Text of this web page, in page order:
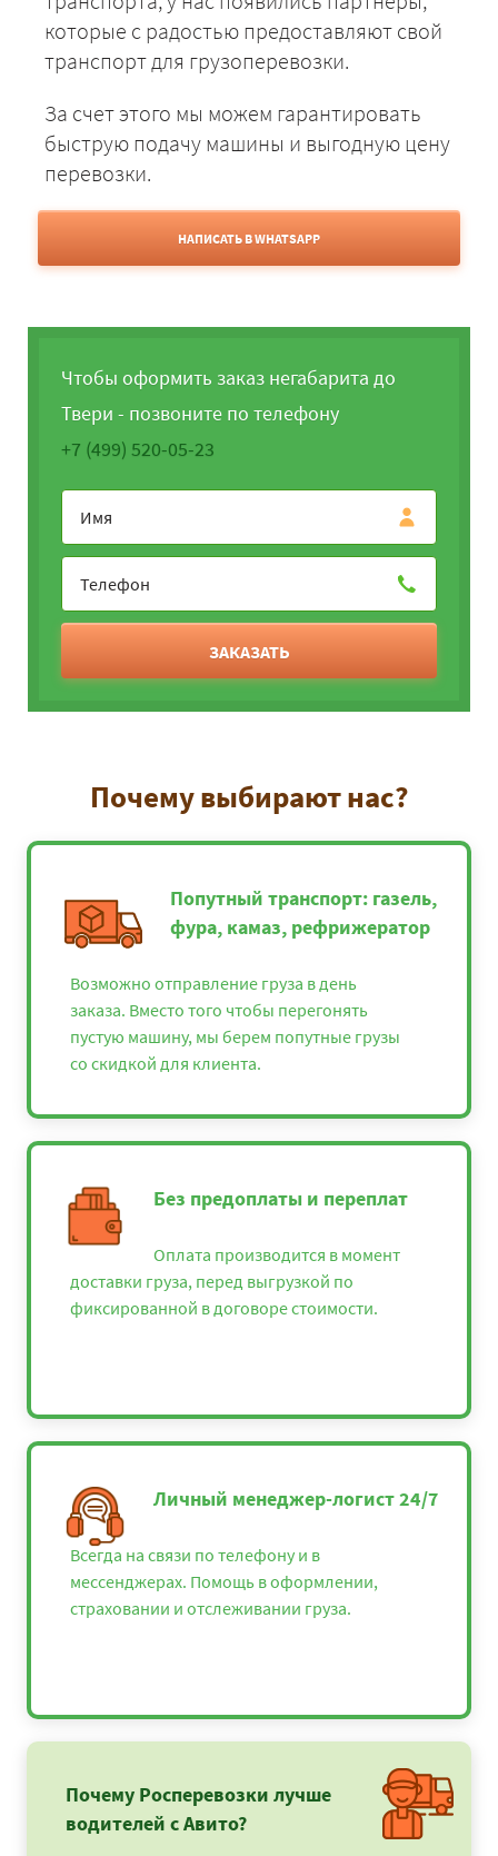
которые с радостью предоставляют свой
транспорт для грузоперевозки.
За счет этого мы можем гарантировать
быструю подачу машины и выгодную цену
перевозки.
НАПИСАТЬ В WHATSAPP
Чтобы оформить заказ негабарита до
Твери - позвоните по телефону
+7 (499) 520-05-23
ЗАКАЗАТЬ
Почему выбирают нас?
Попутный транспорт: газель,
фура, камаз, рефрижератор
Возможно отправление груза в день
заказа. Вместо того чтобы перегонять
пустую машину, мы берем попутные грузы
со скидкой для клиента.
Без предоплаты и переплат
Оплата производится в момент
доставки груза, перед выгрузкой по
фиксированной в договоре стоимости.
Личный менеджер-логист 24/7
Всегда на связи по телефону и в
мессенджерах. Помощь в оформлении,
страховании и отслеживании груза.
Почему Росперевозки лучше
водителей с Авито?